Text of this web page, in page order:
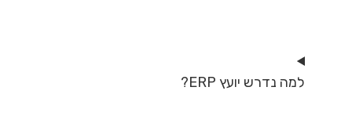
למה נדרש יועץ ERP?